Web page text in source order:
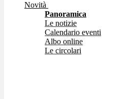
Novità
Panoramica
Le notizie
Calendario eventi
Albo online
Le circolari